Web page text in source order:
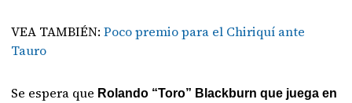
VEA TAMBIÉN:Poco premio para el Chiriquí ante
Tauro
Se espera que Rolando “Toro” Blackburn que juega en